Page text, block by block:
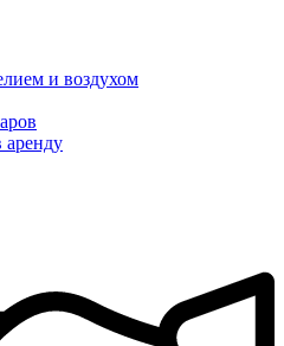
и воздухом